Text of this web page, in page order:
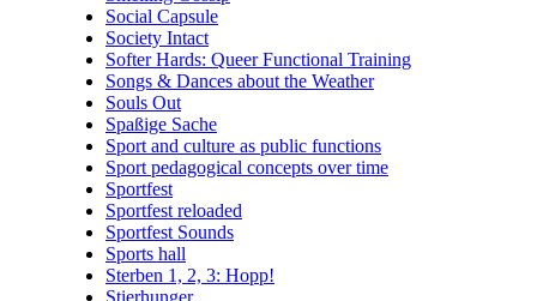
Social Capsule
Society Intact
Softer Hards: Queer Functional Training
Songs & Dances about the Weather
Souls Out
Spaßige Sache
Sport and culture as public functions
Sport pedagogical concepts over time
Sportfest
Sportfest reloaded
Sportfest Sounds
Sports hall
Sterben 1, 2, 3: Hopp!
Stierhunger